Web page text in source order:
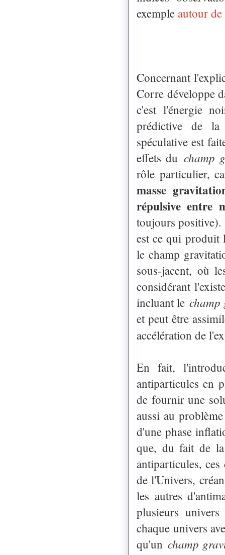
exemple autour
Concernant
Corre développe
c'est l'énergie
prédictive de la
spéculative est
effets du champ
rôle particulier,
masse
répulsive entre
toujours positive).
est ce qui produit
le champ
sous-jacent, où
considérant
incluant le champ
et peut être
accélération de
En fait,
antiparticules en
de fournir une
aussi au
d'une phase
que, du fait de la
antiparticules,
de l'Univers,
les autres
plusieurs
chaque univers
qu'un champ